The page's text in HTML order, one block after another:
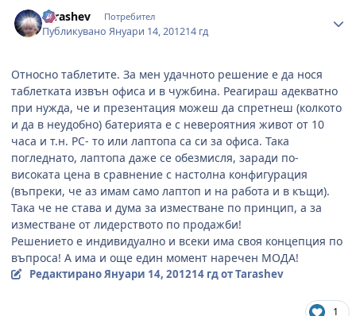
Tarashev Потребител
ПубликуваноЯнуари 14, 201214 гд
Относно таблетите. За мен удачното решение е да нося
таблетката извън офиса и в чужбина. Реагираш адекватно
при нужда, че и презентация можеш да спретнеш (колкото
и да в неудобно) батерията е с невероятния живот от 10
часа и т.н. РС- то или лаптопа са си за офиса. Така
погледнато, лаптопа даже се обезмисля, заради по-
високата цена в сравнение с настолна конфигурация
(въпреки, че аз имам само лаптоп и на работа и в къщи).
Така че не става и дума за изместване по принцип, а за
изместване от лидерството по продажби!
Решението е индивидуално и всеки има своя концепция по
въпроса! А има и още един момент наречен МОДА!
РедактираноЯнуари 14, 201214 гдот Tarashev
1